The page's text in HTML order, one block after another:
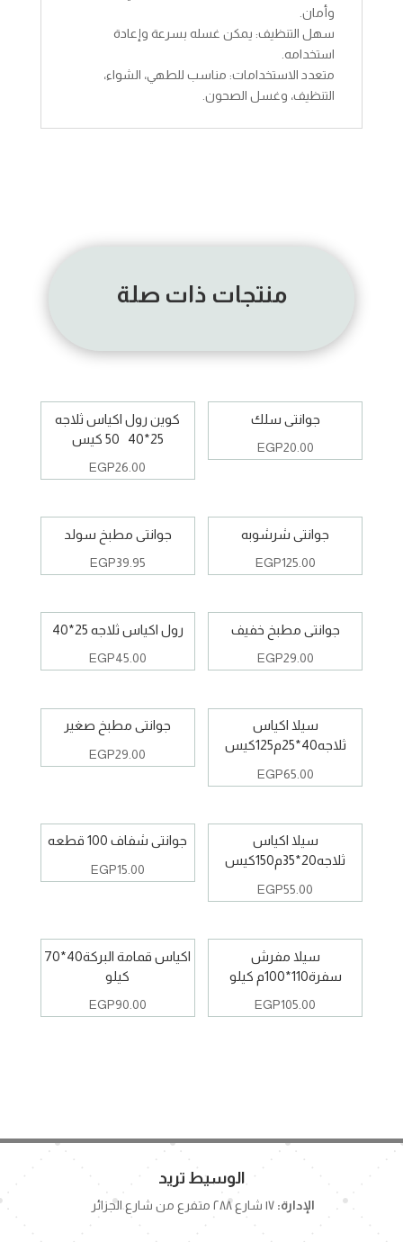
وأمان.
سهل التنظيف: يمكن غسله بسرعة وإعادة
استخدامه.
متعدد الاستخدامات: مناسب للطهي، الشواء،
التنظيف، وغسل الصحون.
منتجات ذات صلة
جوانتى سلك
EGP20.00
كوين رول اكياس ثلاجه
25*40 50 كيس
EGP26.00
جوانتى شرشوبه
EGP125.00
جوانتى مطبخ سولد
EGP39.95
جوانتى مطبخ خفيف
EGP29.00
رول اكياس ثلاجه 25*40
EGP45.00
سيلا اكياس
ثلاجه40*25م125كيس
EGP65.00
جوانتى مطبخ صغير
EGP29.00
سيلا اكياس
ثلاجه20*35م150كيس
EGP55.00
جوانتى شفاف 100 قطعه
EGP15.00
سيلا مفرش
سفرة110*100م كيلو
EGP105.00
اكياس قمامة البركة40*70
كيلو
EGP90.00
الوسيط تريد
الإدارة: